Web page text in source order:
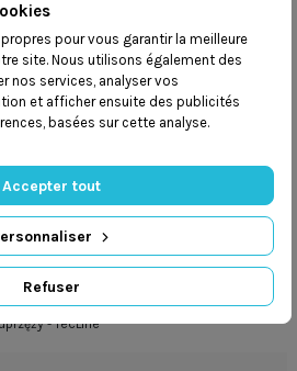
- TecLine
pour vous garantir la meilleure
site. Nous utilisons également des
nos services, analyser vos
et afficher ensuite des publicités
basées sur cette analyse.
Refuser
Accepter tout